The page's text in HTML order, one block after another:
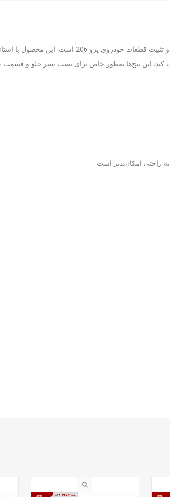
پیچ سپر جلو و جلو پنجره 206 یکی از قطعات ضروری
این پیچ‌ها به‌طور خاص برای نصب سپر جلو و قسمت